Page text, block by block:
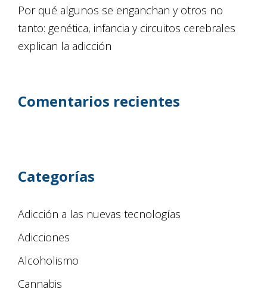
Por qué algunos se enganchan y otros no
tanto: genética, infancia y circuitos cerebrales
explican la adicción
Comentarios recientes
Categorías
Adicción a las nuevas tecnologías
Adicciones
Alcoholismo
Cannabis